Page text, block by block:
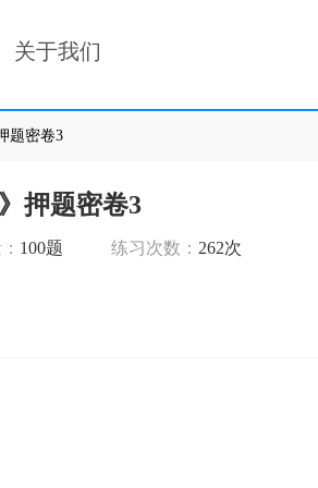
关于我们
题密卷3
押题密卷3
100题 练习次数： 262次